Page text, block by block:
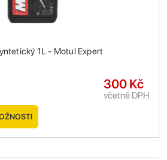
1L - Motul Expert
300 Kč
včetně DPH